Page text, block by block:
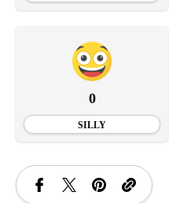
0
SILLY